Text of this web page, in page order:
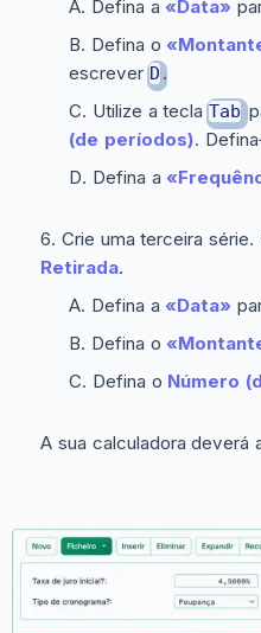
Defina a «Data»
Defina o
escreverD .
Utilize a teclaTab
(de períodos).
Defina a
Crie uma terceira série.
Retirada.
Defina a «Data»
Defina o
Defina o Número
A sua calculadora deverá